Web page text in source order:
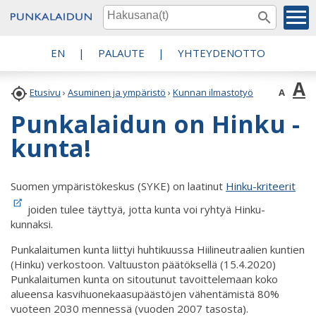
EN | PALAUTE | YHTEYDENOTTO
 Etusivu › Asuminen ja ympäristö › Kunnan ilmastotyö A A
Punkalaidun on Hinku -
kunta!
Suomen ympäristökeskus (SYKE) on laatinut Hinku-kriteerit
joiden tulee täyttyä, jotta kunta voi ryhtyä Hinku-
kunnaksi.
Punkalaitumen kunta liittyi huhtikuussa Hiilineutraalien kuntien
(Hinku) verkostoon. Valtuuston päätöksellä (15.4.2020)
Punkalaitumen kunta on sitoutunut tavoittelemaan koko
alueensa kasvihuonekaasupäästöjen vähentämistä 80%
vuoteen 2030 mennessä (vuoden 2007 tasosta).